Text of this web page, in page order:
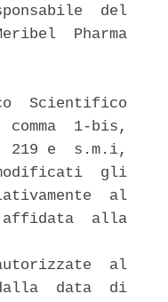
del
Pharma
Scientifico
1-bis,
219 e  s.m.i,
gli
al
affidata  alla
al
data  di